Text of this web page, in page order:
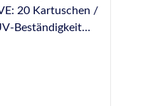
20 Kartuschen /